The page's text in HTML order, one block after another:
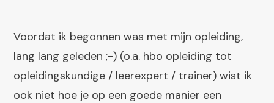
Voordat ik begonnen was met mijn opleiding,
lang lang geleden ;-) (o.a. hbo opleiding tot
opleidingskundige / leerexpert / trainer) wist ik
ook niet hoe je op een goede manier een